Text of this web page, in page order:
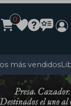
0
más vendidos